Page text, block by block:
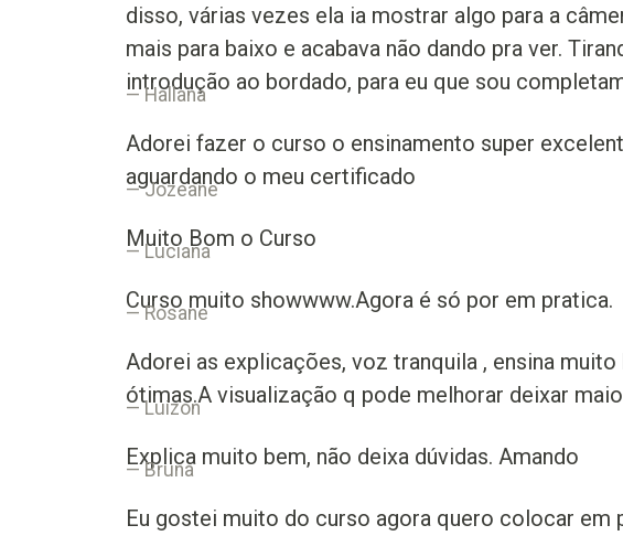
disso, várias vezes ela ia mostrar algo para a
mais para baixo e acabava não dando pra ver.
introdução ao bordado, para eu que sou
Hallana
Adorei fazer o curso o ensinamento super
aguardando o meu certificado
Jozeane
Muito Bom o Curso
Luciana
Curso muito showwww.Agora é só por em pratica.
Rosane
Adorei as explicações, voz tranquila , ensina
ótimas.A visualização q pode melhorar deixar
Luizon
Explica muito bem, não deixa dúvidas. Amando
Bruna
Eu gostei muito do curso agora quero colocar em